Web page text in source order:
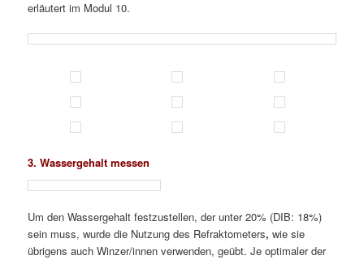
erläutert im Modul 10.
3. Wassergehalt messen
Um den Wassergehalt festzustellen, der unter 20% (DIB: 18%)
sein muss, wurde die Nutzung des Refraktometers, wie sie
übrigens auch Winzer/innen verwenden, geübt. Je optimaler der